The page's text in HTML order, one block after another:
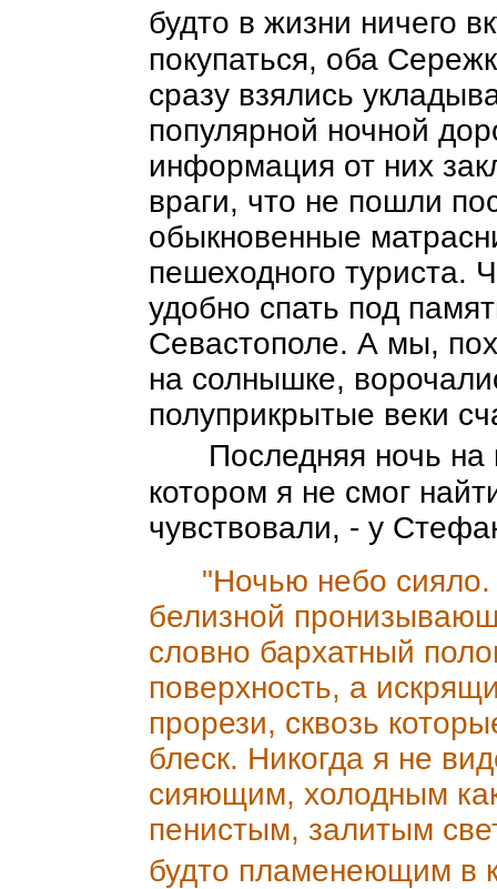
будто в жизни ничего
покупаться, оба
сразу взялись
популярной ночной
информация от них
враги, что не пошли
обыкновенные
пешеходного туриста.
удобно спать под
Севастополе. А мы,
на солнышке,
полуприкрытые веки
Последняя ночь
котором я не смог
чувствовали, - у
"Ночью небо сияло.
белизной
словно бархатный
поверхность, а
прорези, сквозь
блеск. Никогда я не
сияющим, холодным
пенистым, залитым
будто пламенеющим в